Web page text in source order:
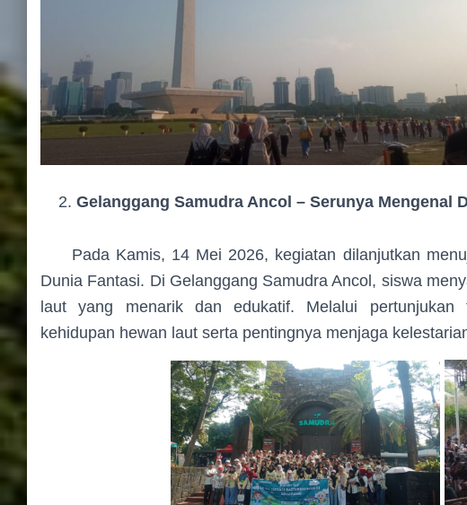
Gelanggang Samudra Ancol – Serunya Mengenal
Pada Kamis, 14 Mei 2026, kegiatan dilanjutkan
Dunia Fantasi. Di Gelanggang Samudra Ancol, siswa
laut yang menarik dan edukatif. Melalui pertunjukan
kehidupan hewan laut serta pentingnya menjaga